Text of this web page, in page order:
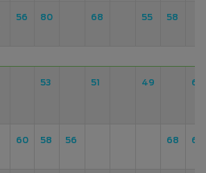
56 80 68 55 58
53 51 49 63
60 58 56 68 65